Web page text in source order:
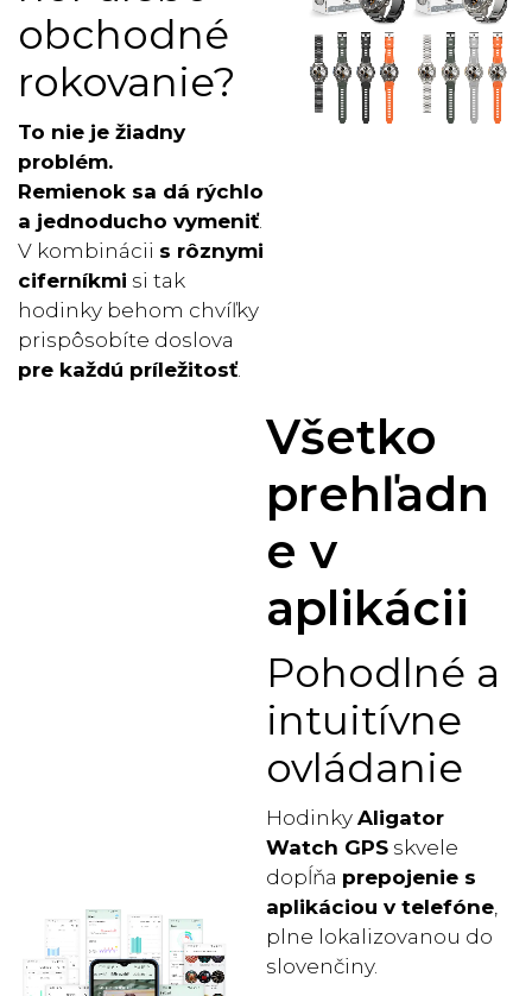
obchodné
rokovanie?
To nie je žiadny
problém.
Remienok sa dá rýchlo
a jednoducho vymeniť.
V kombinácii s rôznymi
ciferníkmi si tak
hodinky behom chvíľky
prispôsobíte doslova
pre každú príležitosť.
Všetko
prehľadn
e v
aplikácii
Pohodlné a
intuitívne
ovládanie
Hodinky Aligator
Watch GPS skvele
dopĺňa prepojenie s
aplikáciou v telefóne,
plne lokalizovanou do
slovenčiny.